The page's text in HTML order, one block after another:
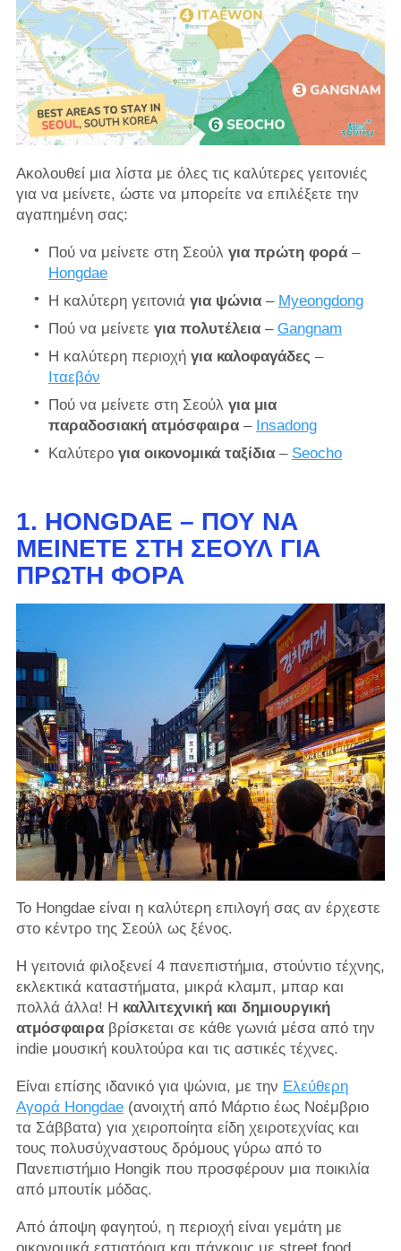
Ακολουθεί μια λίστα με όλες τις καλύτερες γειτονιές
για να μείνετε, ώστε να μπορείτε να επιλέξετε την
αγαπημένη σας:
Πού να μείνετε στη Σεούλ για πρώτη φορά–
Hongdae
Η καλύτερη γειτονιά για ψώνια– Myeongdong
Πού να μείνετε για πολυτέλεια– Gangnam
Η καλύτερη περιοχή για καλοφαγάδες –
Ιταεβόν
Πού να μείνετε στη Σεούλ για μια
παραδοσιακή ατμόσφαιρα– Insadong
Καλύτερο για οικονομικά ταξίδια– Seocho
1. HONGDAE – ΠΟΎ ΝΑ
ΜΕΊΝΕΤΕ ΣΤΗ ΣΕΟΎΛ ΓΙΑ
ΠΡΏΤΗ ΦΟΡΆ
Το Hongdae είναι η καλύτερη επιλογή σας αν έρχεστε
στο κέντρο της Σεούλ ως ξένος.
Η γειτονιά φιλοξενεί 4 πανεπιστήμια, στούντιο τέχνης,
εκλεκτικά καταστήματα, μικρά κλαμπ, μπαρ και
πολλά άλλα! Η καλλιτεχνική και δημιουργική
ατμόσφαιραβρίσκεται σε κάθε γωνιά μέσα από την
indie μουσική κουλτούρα και τις αστικές τέχνες.
Είναι επίσης ιδανικό για ψώνια, με την Ελεύθερη
Αγορά Hongdae(ανοιχτή από Μάρτιο έως Νοέμβριο
τα Σάββατα) για χειροποίητα είδη χειροτεχνίας και
τους πολυσύχναστους δρόμους γύρω από το
Πανεπιστήμιο Hongik που προσφέρουν μια ποικιλία
από μπουτίκ μόδας.
Από άποψη φαγητού, η περιοχή είναι γεμάτη με
οικονομικά εστιατόρια και πάγκους με street food,